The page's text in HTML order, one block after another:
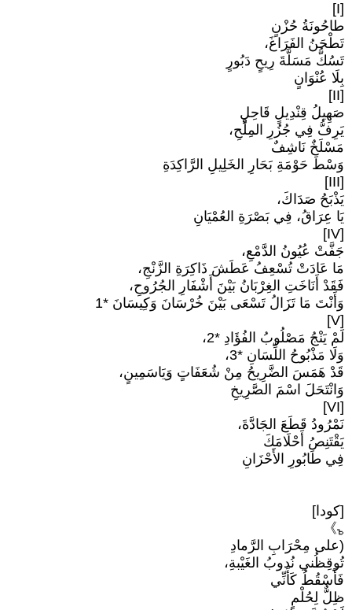
[I]
طاحُونَةُ حُزْنٍ
تَطْحَنُ الفَرَاغَ،
تَسُكُّ مَسَلَّةَ رِيحٍ دَبُورٍ
بِلَا عُنْوَانٍ
[II]
صَهِيلُ قِنْدِيلٍ قَاحِلٍ
يَرِفُّ فِي جُزُرِ المِلْحِ،
مَسْلَخٌ نَاشِفٌ
وَسْطَ حَوْمَةِ بَحَارِ الخَلِيلِ الرَّاكِدَةِ
[III]
يَذْبَحُ صَدَاكَ،
يَا عِرَاقُ، فِي بَصْرَةِ العُمْيَانِ
[IV]
جَفَّتْ عُيُونُ الدَّمْعِ،
مَا عَادَتْ تُسْعِفُ عَطَشَ ذَاكِرَةِ الزَّنْجِ،
فَقَدْ أَنَاخَتِ الغِرْبَانُ بَيْنَ أَشْفَارِ الجُرُوحِ،
وَأَنْتَ مَا تَزَالُ تَسْعَى بَيْنَ خُرْسَانَ وَكِيسَانَ *1
[V]
لَمْ يَنْجُ مَصْلُوبُ الفُؤَادِ *2،
وَلَا مَذْبُوحُ اللِّسَانِ *3،
قَدْ هَمَسَ الضَّرِيحُ مِنْ شُعَفَاتٍ وَيَاسَمِينٍ،
وَانْتَحَلَ اسْمَ الصَّرِيخِ
[VI]
نَمْرُودُ قَطَعَ الجَادَّةَ،
يَقْتَنِصُ أَحْلَامَكَ
فِي طَابُورِ الأَحْزَانِ
[كودا]
𞁥》
(على مِحْرَابِ الرَّمادِ
تُوقِظُني نُدوبُ الغَيْبةِ،
فَأَسْقُطُ كَأَنِّي
ظِلٌّ لِحُلْمٍ